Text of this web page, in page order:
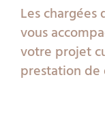
Les
vous
votre projet
prestation de